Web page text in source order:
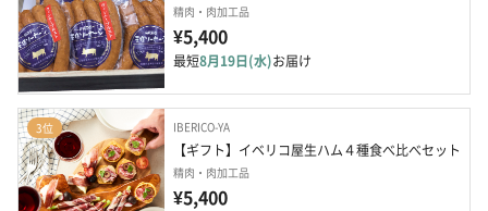
精肉・肉加工品
¥5,400
最短8月19日(水)お届け
3位 IBERICO-YA
【ギフト】イベリコ屋生ハム４種食べ比べセット
精肉・肉加工品
¥5,400